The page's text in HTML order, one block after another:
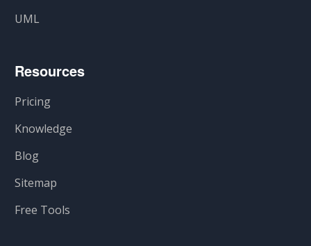
UML
Resources
Pricing
Knowledge
Blog
Sitemap
Free Tools